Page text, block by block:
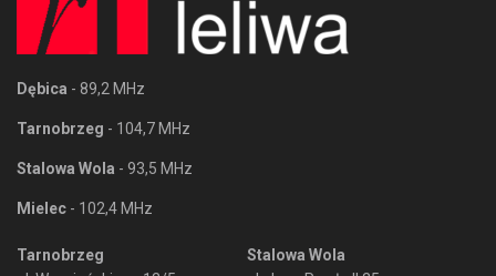
Dębica - 89,2 MHz
Tarnobrzeg - 104,7 MHz
Stalowa Wola - 93,5 MHz
Mielec - 102,4 MHz
Tarnobrzeg
Stalowa Wola